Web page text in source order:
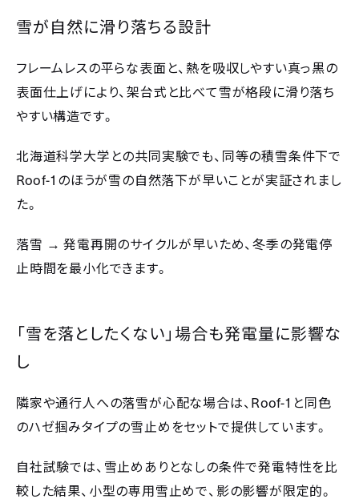
雪が自然に滑り落ちる設計
フレームレスの平らな表面と、熱を吸収しやすい真っ黒の
表面仕上げにより、架台式と比べて雪が格段に滑り落ち
やすい構造です。
北海道科学大学との共同実験でも、同等の積雪条件下で
Roof-1 のほうが雪の自然落下が早いことが実証されまし
た。
落雪 →発電再開のサイクルが早いため、冬季の発電停
止時間を最小化できます。
「雪を落としたくない」場合も発電量に影響な
し
隣家や通行人への落雪が心配な場合は、Roof-1 と同色
のハゼ掴みタイプの雪止めをセットで提供しています。
自社試験では、雪止めありとなしの条件で発電特性を比
較した結果、小型の専用雪止めで、影の影響が限定的。